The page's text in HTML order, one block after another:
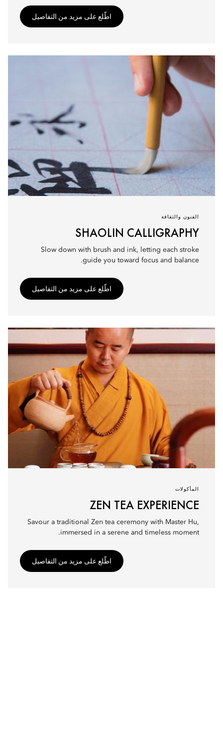
اطّلع على مزيد من التفاصيل
الفنون والثقافة
SHAOLIN CALLIGRAPHY
Slow down with brush and ink, letting each stroke
guide you toward focus and balance.
اطّلع على مزيد من التفاصيل
المأكولات
ZEN TEA EXPERIENCE
Savour a traditional Zen tea ceremony with Master Hu,
immersed in a serene and timeless moment.
اطّلع على مزيد من التفاصيل